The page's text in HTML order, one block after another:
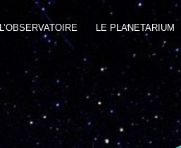
L’OBSERVATOIRE LE PLANETARIUM